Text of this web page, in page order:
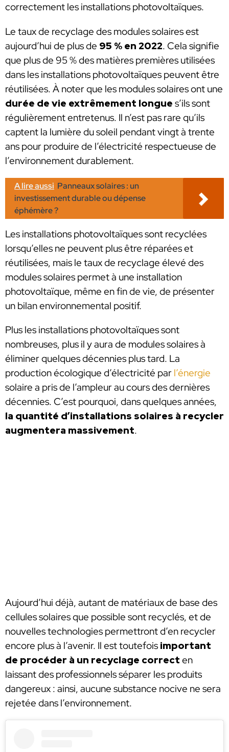
correctement les installations photovoltaïques.
Le taux de recyclage des modules solaires est
aujourd’hui de plus de 95 % en 2022. Cela signifie
que plus de 95 % des matières premières utilisées
dans les installations photovoltaïques peuvent être
réutilisées. À noter que les modules solaires ont une
durée de vie extrêmement longue s’ils sont
régulièrement entretenus. Il n’est pas rare qu’ils
captent la lumière du soleil pendant vingt à trente
ans pour produire de l’électricité respectueuse de
l’environnement durablement.
A lire aussi Panneaux solaires : un
investissement durable ou dépense
éphémère ?
Les installations photovoltaïques sont recyclées
lorsqu’elles ne peuvent plus être réparées et
réutilisées, mais le taux de recyclage élevé des
modules solaires permet à une installation
photovoltaïque, même en fin de vie, de présenter
un bilan environnemental positif.
Plus les installations photovoltaïques sont
nombreuses, plus il y aura de modules solaires à
éliminer quelques décennies plus tard. La
production écologique d’électricité par l’énergie
solaire a pris de l’ampleur au cours des dernières
décennies. C’est pourquoi, dans quelques années,
la quantité d’installations solaires à recycler
augmentera massivement.
Aujourd’hui déjà, autant de matériaux de base des
cellules solaires que possible sont recyclés, et de
nouvelles technologies permettront d’en recycler
encore plus à l’avenir. Il est toutefois important
de procéder à un recyclage correct en
laissant des professionnels séparer les produits
dangereux : ainsi, aucune substance nocive ne sera
rejetée dans l’environnement.